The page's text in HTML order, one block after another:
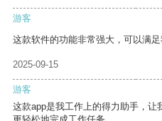
游客
这款软件的功能非常强大，可以满足
2025-09-15
游客
这款app是我工作上的得力助手，让